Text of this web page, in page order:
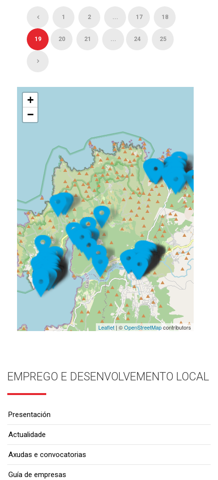
1 2 ... 17 18
19 20 21 ... 24 25
+
−
Leaflet| ©OpenStreetMapcontributors
EMPREGO E DESENVOLVEMENTO LOCAL
Presentación
Actualidade
Axudas e convocatorias
Guía de empresas